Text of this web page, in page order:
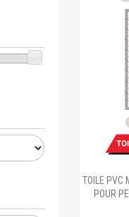
TOILE PVC
POUR